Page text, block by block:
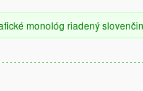
monológ riadený